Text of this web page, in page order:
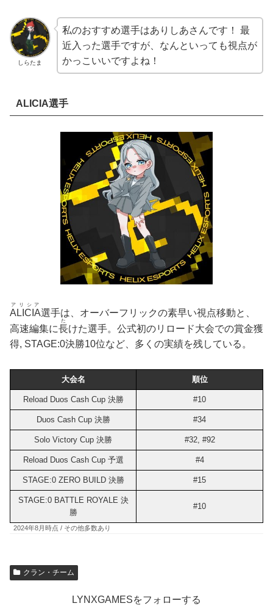
しらたま
私のおすすめ選手はありしあさんです！ 最
近入った選手ですが、なんといっても視点が
かっこいいですよね！
ALICIA選手
ALICIA
アリシア
選手は、オーバーフリックの素早い視点移動と、
高速編集に長
た
けた選手。公式初のリロード大会での賞金獲
得, STAGE:0決勝10位など、多くの実績を残している。
大会名 順位
Reload Duos Cash Cup 決勝 #10
Duos Cash Cup 決勝 #34
Solo Victory Cup 決勝 #32, #92
Reload Duos Cash Cup 予選 #4
STAGE:0 ZERO BUILD 決勝 #15
STAGE:0 BATTLE ROYALE 決
勝
#10
2024年8月時点 / その他多数あり
クラン・チーム
LYNXGAMESをフォローする